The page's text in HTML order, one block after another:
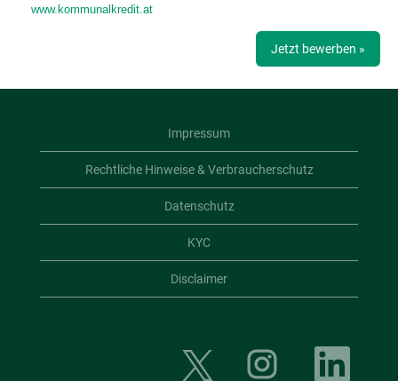
www.kommunalkredit.at
Jetzt bewerben »
Impressum
Rechtliche Hinweise & Verbraucherschutz
Datenschutz
KYC
Disclaimer
W
W